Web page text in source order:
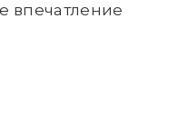
впечатление